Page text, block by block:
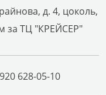
д. 4, цоколь,
за ТЦ "КРЕЙСЕР"
628-05-10